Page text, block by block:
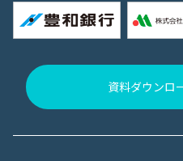
資料ダウンロ